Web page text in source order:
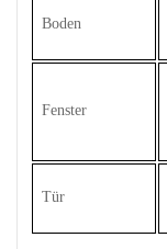
Boden
Fenster
Tür